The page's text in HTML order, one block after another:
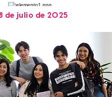
de julio de 2025